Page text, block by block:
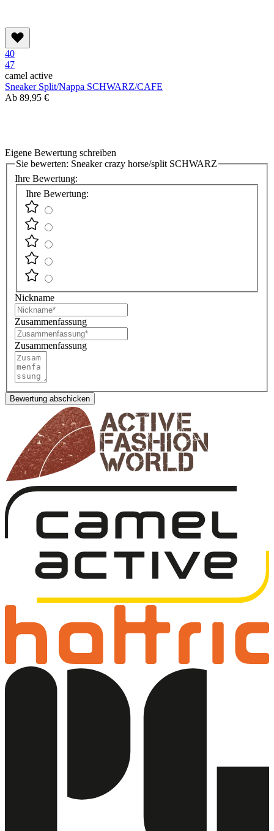
40
47
camel active
Sneaker Split/Nappa SCHWARZ/CAFE
Ab 89,95 €
Eigene Bewertung schreiben
Sie bewerten: Sneaker crazy horse/split SCHWARZ
Ihre Bewertung:
Ihre Bewertung:
Nickname
Zusammenfassung
Zusammenfassung
Bewertung abschicken